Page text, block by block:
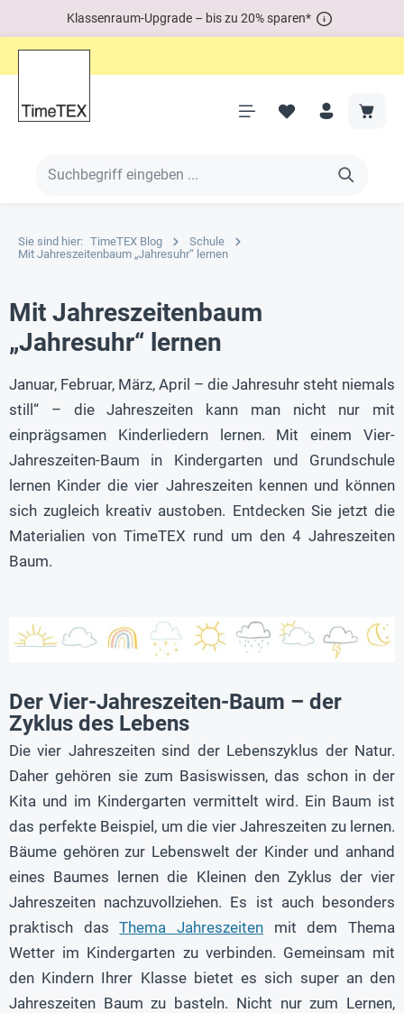
Klassenraum-Upgrade – bis zu 20% sparen*
Sie sind hier: TimeTEX Blog
Schule
Mit Jahreszeitenbaum „Jahresuhr“ lernen
Mit Jahreszeitenbaum
„Jahresuhr“ lernen
Januar, Februar, März, April – die Jahresuhr steht niemals
still“ – die Jahreszeiten kann man nicht nur mit
einprägsamen Kinderliedern lernen. Mit einem Vier-
Jahreszeiten-Baum in Kindergarten und Grundschule
lernen Kinder die vier Jahreszeiten kennen und können
sich zugleich kreativ austoben. Entdecken Sie jetzt die
Materialien von TimeTEX rund um den 4 Jahreszeiten
Baum.
Der Vier-Jahreszeiten-Baum – der
Zyklus des Lebens
Die vier Jahreszeiten sind der Lebenszyklus der Natur.
Daher gehören sie zum Basiswissen, das schon in der
Kita und im Kindergarten vermittelt wird. Ein Baum ist
das perfekte Beispiel, um die vier Jahreszeiten zu lernen.
Bäume gehören zur Lebenswelt der Kinder und anhand
eines Baumes lernen die Kleinen den Zyklus der vier
Jahreszeiten nachzuvollziehen. Es ist auch besonders
praktisch dasThema Jahreszeiten mit dem Thema
Wetter im Kindergarten zu verbinden. Gemeinsam mit
den Kindern Ihrer Klasse bietet es sich super an den
Jahreszeiten Baum zu basteln. Nicht nur zum Lernen,